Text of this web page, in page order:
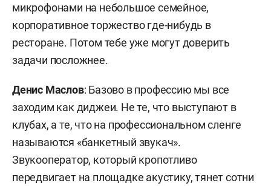
микрофонами на небольшое семейное,
корпоративное торжество где-нибудь в
ресторане. Потом тебе уже могут доверить
задачи посложнее.
Денис Маслов: Базово в профессию мы все
заходим как диджеи. Не те, что выступают в
клубах, а те, что на профессиональном сленге
называются «банкетный звукач».
Звукооператор, который кропотливо
передвигает на площадке акустику, тянет сотни